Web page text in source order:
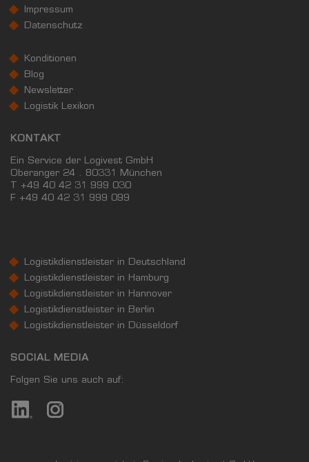
Impressum
Datenschutz
Konditionen
Blog
Newsletter
Logistik Lexikon
KONTAKT
Ein Service der Logivest GmbH
Oberanger 24 . 80331 München
T +49 40 42 31 999 030
F +49 40 42 31 999 099
Logistikdienstleister in Deutschland
Logistikdienstleister in Hamburg
Logistikdienstleister in Hannover
Logistikdienstleister in Berlin
Logistikdienstleister in Düsseldorf
SOCIAL MEDIA
Folgen Sie uns auch auf: